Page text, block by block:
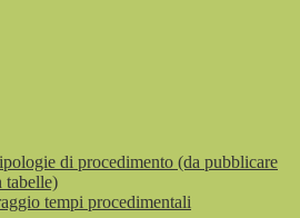
di procedimento (da pubblicare
tabelle)
tempi procedimentali